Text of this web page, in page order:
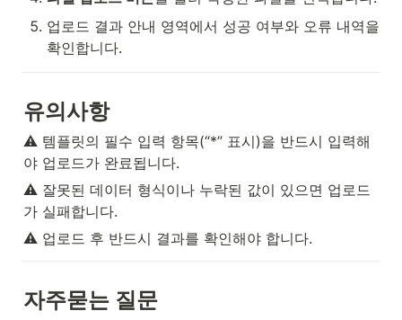
업로드 결과 안내 영역에서 성공 여부와 오류 내역을
확인합니다.
유의사항
⚠️ 템플릿의 필수 입력 항목(“*” 표시)을 반드시 입력해
야 업로드가 완료됩니다.
⚠️ 잘못된 데이터 형식이나 누락된 값이 있으면 업로드
가 실패합니다.
⚠️ 업로드 후 반드시 결과를 확인해야 합니다.
자주묻는 질문